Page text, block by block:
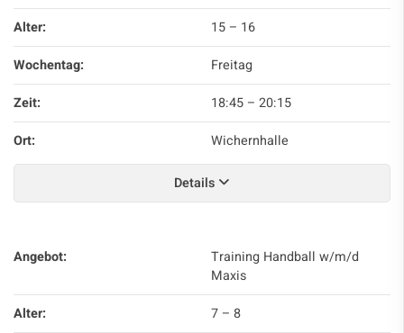
Alter:
15 – 16
Wochentag:
Freitag
Zeit:
18:45 – 20:15
Ort:
Wichernhalle
Details
Angebot:
Training Handball w/m/d
Maxis
Alter:
7 – 8